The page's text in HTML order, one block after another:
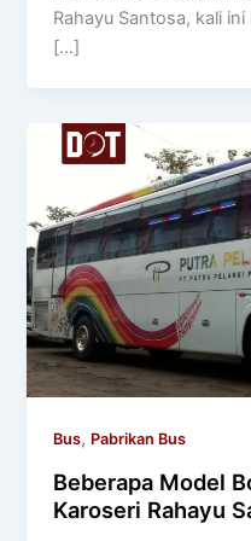
Rahayu Santosa, kali
[…]
Bus, Pabrikan Bus
Beberapa Model
Karoseri Rahayu